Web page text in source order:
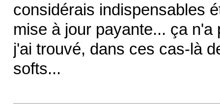
considérais indispensables
mise à jour payante... ça
j'ai trouvé, dans ces cas-là
softs...